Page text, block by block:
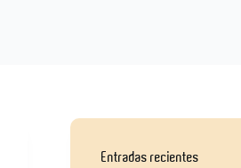
Entradas recientes